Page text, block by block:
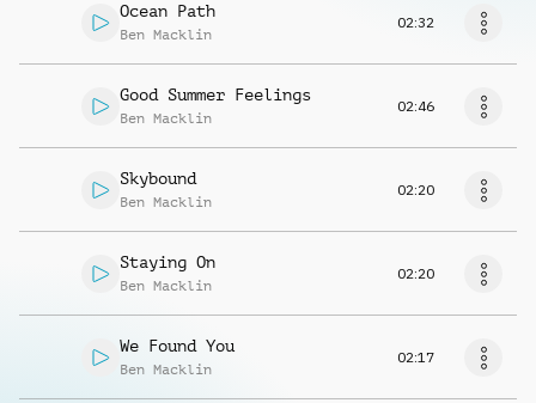
Ocean Path
Ben Macklin
02:32
Good Summer Feelings
Ben Macklin
02:46
Skybound
Ben Macklin
02:20
Staying On
Ben Macklin
02:20
We Found You
Ben Macklin
02:17